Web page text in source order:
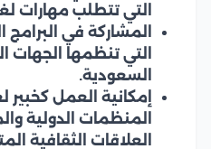
التي تتطلب مهارات
المشاركة في البرامج
التي تنظمها الجهات
السعودية.
إمكانية العمل
المنظمات الدولية
العلاقات الثقافية